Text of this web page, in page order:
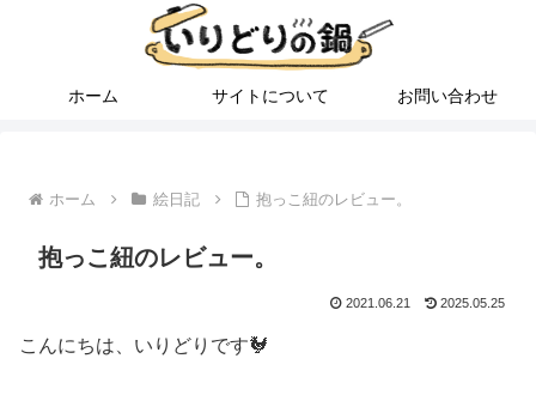
ホーム サイトについて お問い合わせ
ホーム 絵日記 抱っこ紐のレビュー。
抱っこ紐のレビュー。
2021.06.21 2025.05.25
こんにちは、いりどりです🐓